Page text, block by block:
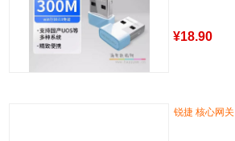
¥18.90
锐捷 核心网关